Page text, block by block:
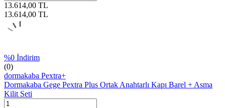
13.614,00 TL
13.614,00 TL
%0 İndirim
(0)
dormakaba Pextra+
Dormakaba Gege Pextra Plus Ortak Anahtarlı Kapı Barel + Asma
Kilit Seti